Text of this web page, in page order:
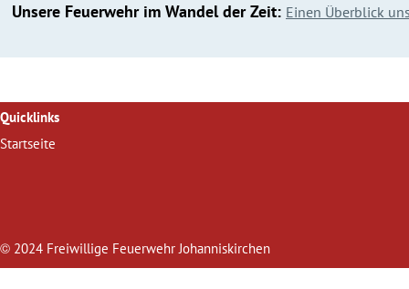
Unsere Feuerwehr im Wandel der Zeit: Einen Überblick
Quicklinks
Startseite
© 2024 Freiwillige Feuerwehr Johanniskirchen